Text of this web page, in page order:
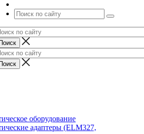
оборудование
адаптеры (ELM327,